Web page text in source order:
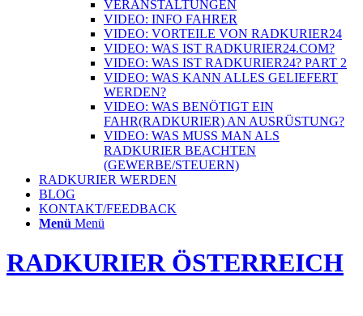
VERANSTALTUNGEN
VIDEO: INFO FAHRER
VIDEO: VORTEILE VON RADKURIER24
VIDEO: WAS IST RADKURIER24.COM?
VIDEO: WAS IST RADKURIER24? PART 2
VIDEO: WAS KANN ALLES GELIEFERT
WERDEN?
VIDEO: WAS BENÖTIGT EIN
FAHR(RADKURIER) AN AUSRÜSTUNG?
VIDEO: WAS MUSS MAN ALS
RADKURIER BEACHTEN
(GEWERBE/STEUERN)
RADKURIER WERDEN
BLOG
KONTAKT/FEEDBACK
Menü Menü
RADKURIER ÖSTERREICH